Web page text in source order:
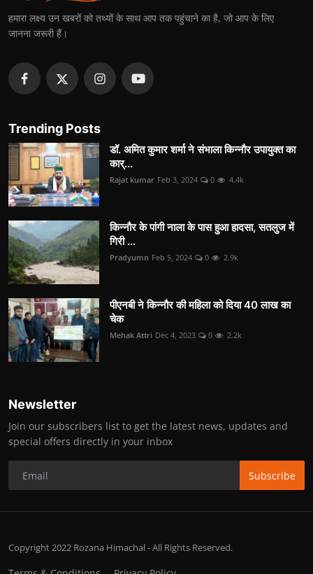
हमारा लक्ष्य उन खबरों को तथ्यों के साथ आप तक पहुंचाने का है, जो आप के लिए
जानना जरूरी हैं।
Trending Posts
डॉ. अमित कुमार शर्मा ने संभाला किन्नौर उपायुक्त का
कार्...
Rajat kumar Feb 3, 2024 0 4.4k
किन्नौर के पांगी नाला के पास हुआ हादसा, सतलुज में
गिरी ...
Pradyumn Feb 5, 2024 0 2.9k
पीएनबी ने किन्नौर की महिला को दिया 40 लाख का
चेक
Mehak Attri Dec 4, 2023 0 2.2k
Newsletter
Join our subscribers list to get the latest news, updates and
special offers directly in your inbox
Subscribe
Copyright 2022 Rozana Himachal - All Rights Reserved.